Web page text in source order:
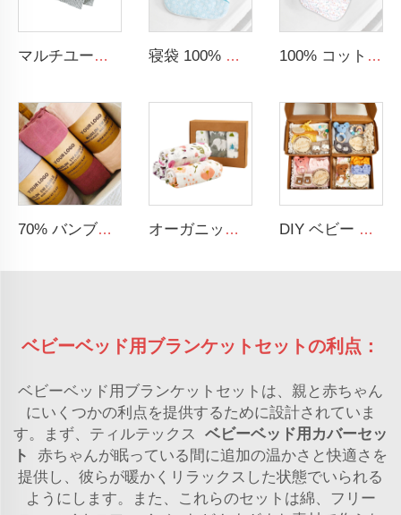
マルチユース 新コットン ソリッド 赤ちゃん用新生児 無機質ニットブランケット ホローブランケット 赤ちゃん用 寝袋 100% コットンの着る毛布、新生児と乳児用スワドル移行寝具 100% コットン 赤ちゃん用寝袋 女の子用 フラワー無袖 着る毛布 赤ちゃん用寝袋
70% バンブー 30% コットン ソリッドマスリンブランケット 赤ちゃん用スワドルブランケット オーガニック 100% ムスリンコットン ユニセックス スワドルラップ ソフトベビー毛布 DIY ベビー ムスリン毛布セット ラトル テイザー マッチングヘッドバンド 新生児用ソックス ベビーギフトセット
ベビーベッド用ブランケットセットの利点：
ベビーベッド用ブランケットセットは、親と赤ちゃん
にいくつかの利点を提供するために設計されていま
す。まず、ティルテックス
ベビーベッド用カバーセッ
ト
赤ちゃんが眠っている間に追加の温かさと快適さを
提供し、彼らが暖かくリラックスした状態でいられる
ようにします。また、これらのセットは綿、フリー